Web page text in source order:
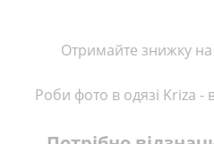
Отримайте знижку на
Роби фото в одязі Kriza -